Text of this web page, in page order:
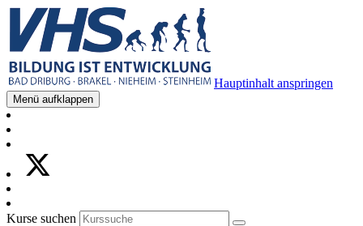
Hauptinhalt anspringen
Menü aufklappen
Kurse suchen